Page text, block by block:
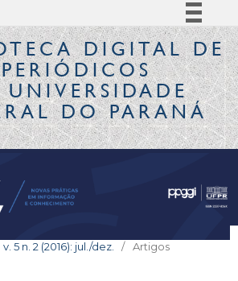
Simplifique!
Comunica BR
Participe
Acesso à informação
Legislação
DIGITALDE
PERIÓDICOS
UNIVERSIDADE
DO PARANÁ
v. 5 n. 2 (2016): jul./dez. / Artigos